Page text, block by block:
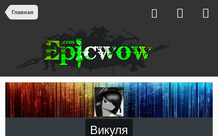
Главная
Викуля